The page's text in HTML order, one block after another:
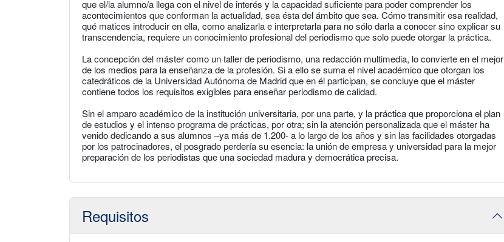
que el/la alumno/a llega con el nivel de interés y la capacidad suficiente para poder comprender los
acontecimientos que conforman la actualidad, sea ésta del ámbito que sea. Cómo transmitir esa realidad,
qué matices introducir en ella, como analizarla e interpretarla para no sólo darla a conocer sino explicar su
transcendencia, requiere un conocimiento profesional del periodismo que solo puede otorgar la práctica.
La concepción del máster como un taller de periodismo, una redacción multimedia, lo convierte en el mejor
de los medios para la enseñanza de la profesión. Si a ello se suma el nivel académico que otorgan los
catedráticos de la Universidad Autónoma de Madrid que en él participan, se concluye que el máster
contiene todos los requisitos exigibles para enseñar periodismo de calidad.
Sin el amparo académico de la institución universitaria, por una parte, y la práctica que proporciona el plan
de estudios y el intenso programa de prácticas, por otra; sin la atención personalizada que el máster ha
venido dedicando a sus alumnos –ya más de 1.200- a lo largo de los años y sin las facilidades otorgadas
por los patrocinadores, el posgrado perdería su esencia: la unión de empresa y universidad para la mejor
preparación de los periodistas que una sociedad madura y democrática precisa.
Requisitos